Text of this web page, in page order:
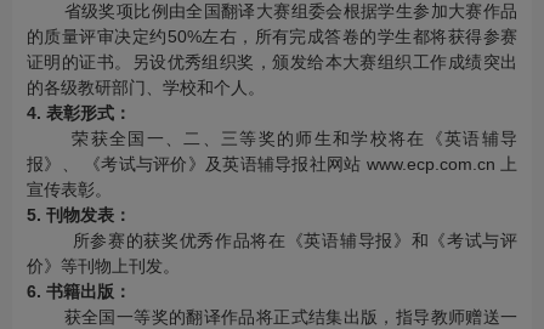
省级奖项比例由全国翻译大赛组委会根据学生参加大赛作品
的质量评审决定约50%左右，所有完成答卷的学生都将获得参赛
证明的证书。另设优秀组织奖，颁发给本大赛组织工作成绩突出
的各级教研部门、学校和个人。
4. 表彰形式：
荣获全国一、二、三等奖的师生和学校将在《英语辅导
报》、 《考试与评价》及英语辅导报社网站 www.ecp.com.cn 上
宣传表彰。
5. 刊物发表：
所参赛的获奖优秀作品将在《英语辅导报》和《考试与评
价》等刊物上刊发。
6. 书籍出版：
获全国一等奖的翻译作品将正式结集出版，指导教师赠送一